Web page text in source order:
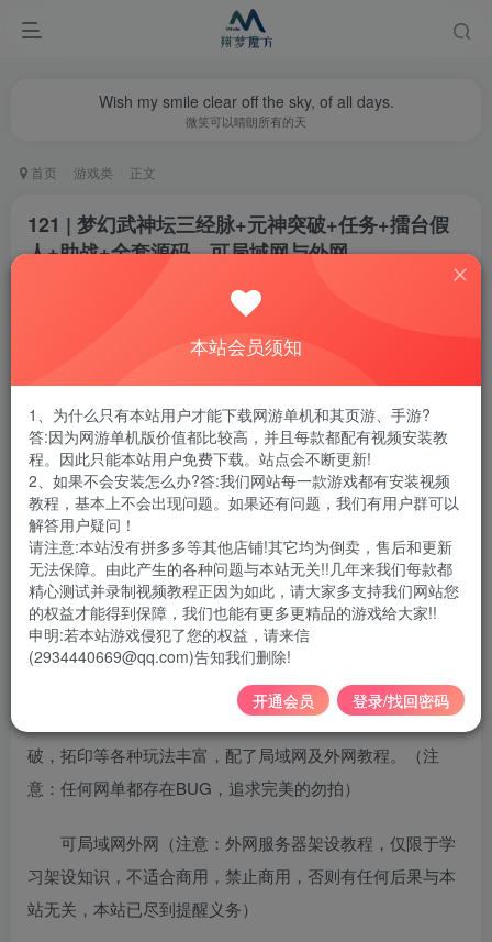
Wish my smile clear off the sky, of all days.
微笑可以晴朗所有的天
首页 游戏类 正文
121 | 梦幻武神坛三经脉+元神突破+任务+擂台假
人+助战+全套源码，可局域网与外网
游戏大小：5G左右
支持系统：win7/10/11 64位系统
包含：游戏本体（含GGE源码），GM工具+单机，局域
网外网视频教程
版本特色：带源码，内有助战假人，任务假人，擂台PK
假人等，超级飞行棋，超级传送等，带任务剧情，元神突
破，拓印等各种玩法丰富，配了局域网及外网教程。（注
意：任何网单都存在BUG，追求完美的勿拍）
可局域网外网（注意：外网服务器架设教程，仅限于学
习架设知识，不适合商用，禁止商用，否则有任何后果与本
站无关，本站已尽到提醒义务）
本站会员须知
1、为什么只有本站用户才能下载网游单机和其页游、手游?
答:因为网游单机版价值都比较高，并且每款都配有视频安装教
程。因此只能本站用户免费下载。站点会不断更新!
2、如果不会安装怎么办?答:我们网站每一款游戏都有安装视频
教程，基本上不会出现问题。如果还有问题，我们有用户群可以
解答用户疑问！
请注意:本站没有拼多多等其他店铺!其它均为倒卖，售后和更新
无法保障。由此产生的各种问题与本站无关!!几年来我们每款都
精心测试并录制视频教程正因为如此，请大家多支持我们网站您
的权益才能得到保障，我们也能有更多更精品的游戏给大家!!
申明:若本站游戏侵犯了您的权益，请来信
(2934440669@qq.com)告知我们删除!
开通会员 登录/找回密码